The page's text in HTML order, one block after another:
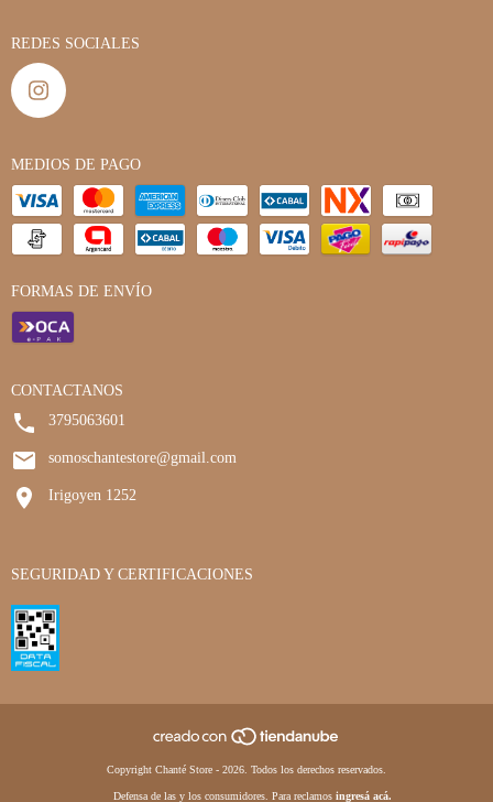
REDES SOCIALES
MEDIOS DE PAGO
FORMAS DE ENVÍO
CONTACTANOS
3795063601
somoschantestore@gmail.com
Irigoyen 1252
SEGURIDAD Y CERTIFICACIONES
Copyright Chanté Store - 2026. Todos los derechos reservados.
Defensa de las y los consumidores. Para reclamos ingresá acá.